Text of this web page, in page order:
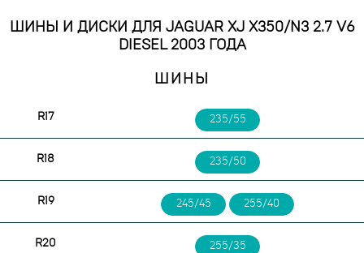
ШИНЫ И ДИСКИ ДЛЯ JAGUAR XJ X350/N3 2.7 V6
DIESEL 2003 ГОДА
ШИНЫ
R17 235/55
R18 235/50
R19 245/45 255/40
R20 255/35